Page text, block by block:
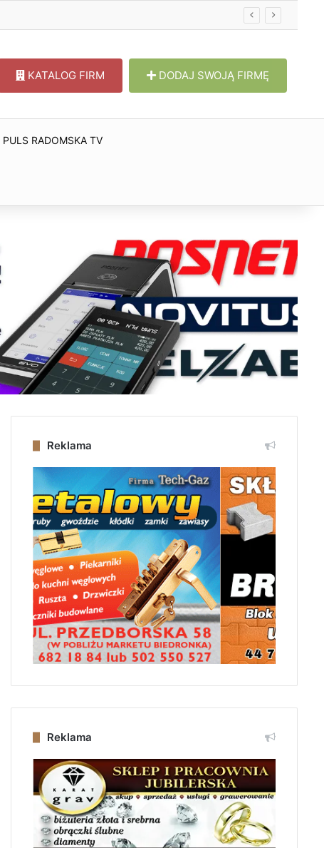
KATALOG FIRM DODAJ SWOJĄ FIRMĘ
PULS RADOMSKA TV
Reklama
Reklama